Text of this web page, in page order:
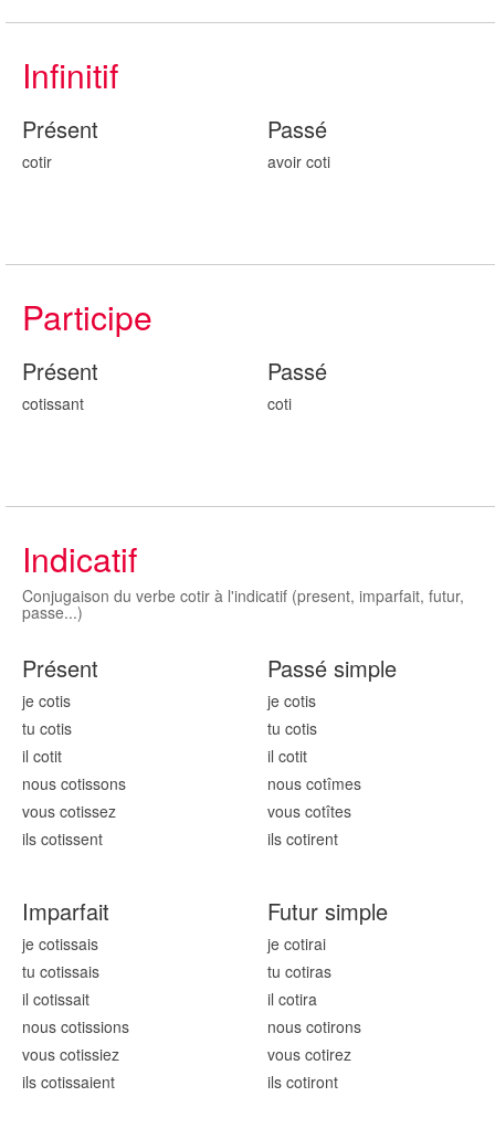
Infinitif
Présent
cotir
Passé
avoir coti
Participe
Présent
cotissant
Passé
coti
Indicatif
Conjugaison du verbe cotir à l'indicatif (present, imparfait, futur,
passe...)
Présent
je cotis
tu cotis
il cotit
nous cotissons
vous cotissez
ils cotissent
Passé simple
je cotis
tu cotis
il cotit
nous cotîmes
vous cotîtes
ils cotirent
Imparfait
je cotissais
tu cotissais
il cotissait
nous cotissions
vous cotissiez
ils cotissaient
Futur simple
je cotirai
tu cotiras
il cotira
nous cotirons
vous cotirez
ils cotiront